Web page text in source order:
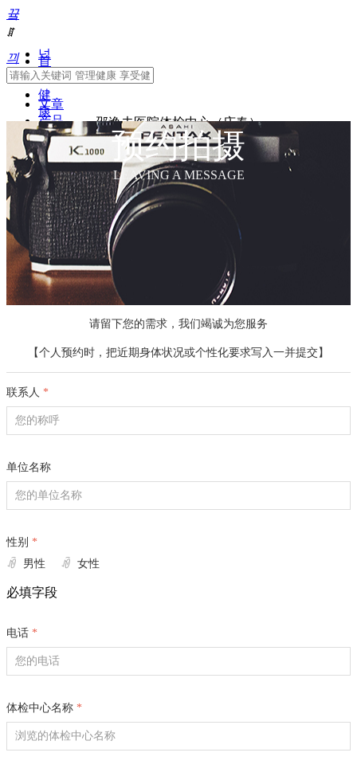
끀
ꁲ
首
页
健
康
常
识
健
康
体
检
体
检
常
识
健
理
医
抗
衰
医
旅
游
产
品
团
预
能
健
康
넙
끠
文章
产品
邵逸夫医院体检中心（庆春）
预约拍摄
LEAVING A MESSAGE
请留下您的需求，我们竭诚为您服务
【个人预约时，把近期身体状况或个性化要求写入一并提交】
联系人 *
单位名称
性别 *
ꀐ 男性 ꀐ 女性
必填字段
电话 *
体检中心名称 *